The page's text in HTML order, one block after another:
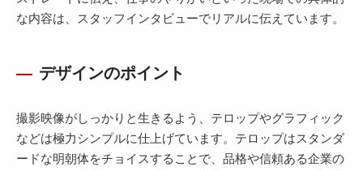
な内容は、スタッフインタビューでリアルに伝えています。
デザインのポイント
撮影映像がしっかりと生きるよう、テロップやグラフィック
などは極力シンプルに仕上げています。テロップはスタンダ
ードな明朝体をチョイスすることで、品格や信頼ある企業の